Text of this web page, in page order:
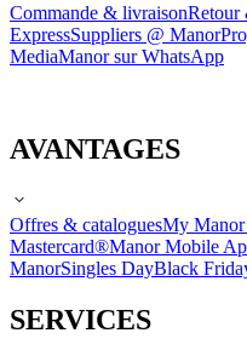
Commande & livraisonRetour
ExpressSuppliers @ Manor
MediaManor sur WhatsApp
AVANTAGES
Offres & cataloguesMy Manor
Mastercard®Manor Mobile
ManorSingles DayBlack
SERVICES